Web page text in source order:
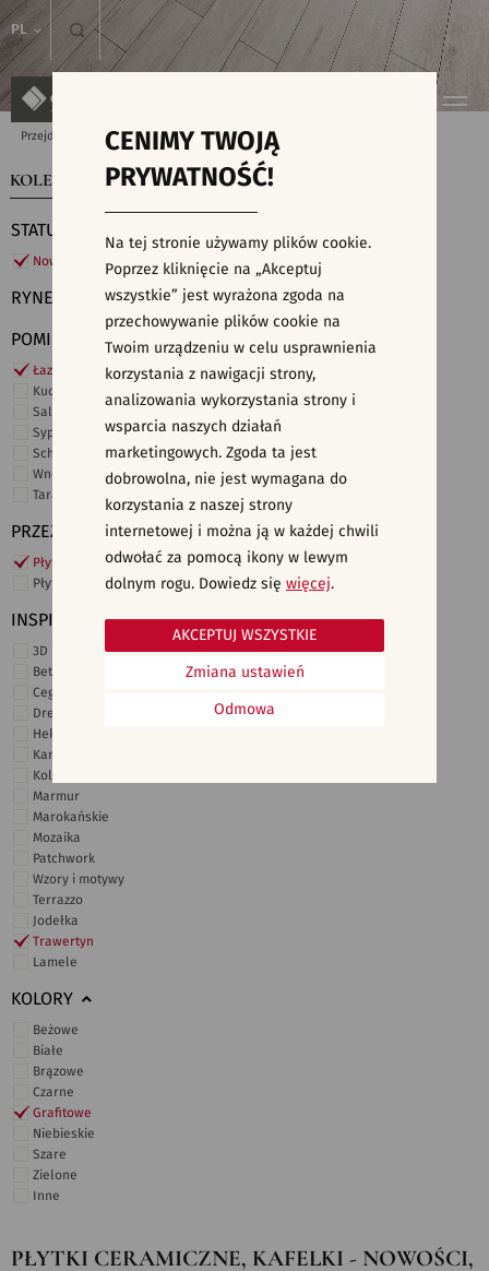
PL
Przejdź do strony głównej Kolekcje
KOLEKCJE WYSZUKIWARKA PŁYTEK
STATUS
Nowości
RYNEK
POMIESZCZENIE
Łazienka
Kuchnia
Salon i hol
Sypialnia
Schody
Wnętrza komercyjne
Taras i ogród
PRZEZNACZENIE
Płytki ścienne
Płytki podłogowe
INSPIRACJE
3D i struktury
Beton
Cegiełki
Drewno
Heksagonalne
Kamień
Kolor
Marmur
Marokańskie
Mozaika
Patchwork
Wzory i motywy
Terrazzo
Jodełka
Trawertyn
Lamele
KOLORY
Beżowe
Białe
Brązowe
Czarne
Grafitowe
Niebieskie
Szare
Zielone
Inne
PŁYTKI CERAMICZNE, KAFELKI - NOWOŚCI,
CENIMY TWOJĄ
PRYWATNOŚĆ!
Na tej stronie używamy plików cookie.
Poprzez kliknięcie na „Akceptuj
wszystkie” jest wyrażona zgoda na
przechowywanie plików cookie na
Twoim urządzeniu w celu usprawnienia
korzystania z nawigacji strony,
analizowania wykorzystania strony i
wsparcia naszych działań
marketingowych. Zgoda ta jest
dobrowolna, nie jest wymagana do
korzystania z naszej strony
internetowej i można ją w każdej chwili
odwołać za pomocą ikony w lewym
dolnym rogu. Dowiedz się więcej.
Odmowa
Zmiana ustawień
AKCEPTUJ WSZYSTKIE